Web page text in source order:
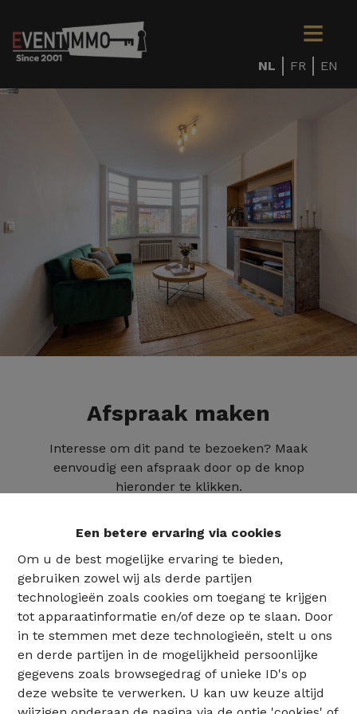
Een betere ervaring via cookies
Om u de best mogelijke ervaring te bieden,
gebruiken zowel wij als derde partijen
technologieën zoals cookies om toegang te krijgen
tot apparaatinformatie en/of deze op te slaan. Door
in te stemmen met deze technologieën, stelt u ons
en derde partijen in de mogelijkheid persoonlijke
gegevens zoals browsegedrag of unieke ID's op
deze website te verwerken. U kan uw keuze altijd
NL FR EN
Afspraak maken
Interesse om dit pand te bezoeken? Maak
eenvoudig een afspraak door op de knop
hieronder te klikken.
02 735 18 38